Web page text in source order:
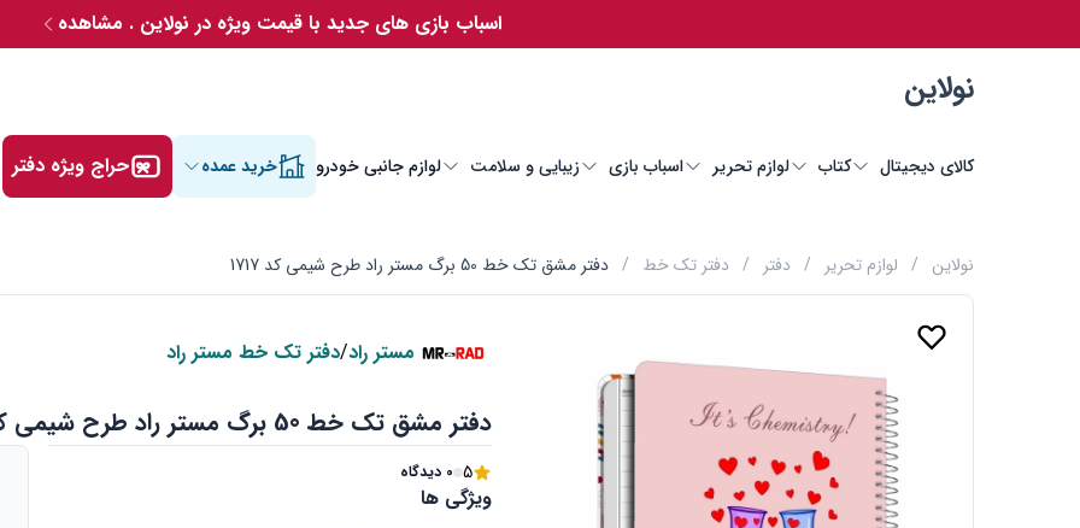
اسباب بازی های جدید با قیمت ویژه در نولاین . مشاهده
نولاین
کالای دیجیتال کتاب لوازم تحریر اسباب بازی زیبایی و سلامت لوازم جانبی خودرو خرید عمده حراج ویژه دفتر
نولاین / لوازم تحریر / دفتر / دفتر تک خط / دفتر مشق تک خط 50 برگ مستر راد طرح شیمی کد 1717
مستر راد/دفتر تک خط مستر راد
دفتر مشق تک خط 50 برگ مستر راد طرح شیمی کد 1717
5 0 دیدگاه
ویژگی ها